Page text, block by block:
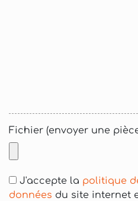
Fichier (envoyer une
J'accepte la politique
données du site internet